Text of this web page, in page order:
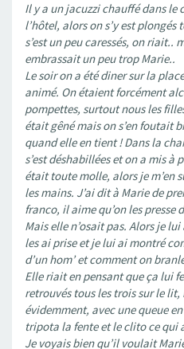
Il y a un jacuzzi chauffé dans le
l’hôtel, alors on s’y est
s’est un peu caressés, on riait..
embrassait un peu trop Marie..
Le soir on a été diner sur la
animé. On étaient forcément
pompettes, surtout nous les
était gêné mais on s’en foutait
quand elle en tient ! Dans la
s’est déshabillées et on a mis à
était toute molle, alors je m’en
les mains. J’ai dit à Marie de
franco, il aime qu’on les presse
Mais elle n’osait pas. Alors je
les ai prise et je lui ai montré
d’un hom’ et comment on
Elle riait en pensant que ça lui
retrouvés tous les trois sur le
évidemment, avec une queue
tripota la fente et le clito ce qui
Je voyais bien qu’il voulait